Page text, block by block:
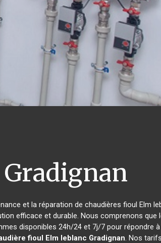
Gradignan
et la réparation de chaudières fioul Elm
efficace et durable. Nous comprenons que
disponibles 24h/24 et 7j/7 pour répondre
fioul Elm leblanc Gradignan. Nos